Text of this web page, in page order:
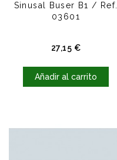
Sinusal Buser B1 / Ref.
03601
27,15 €Precio
Añadir al carrito